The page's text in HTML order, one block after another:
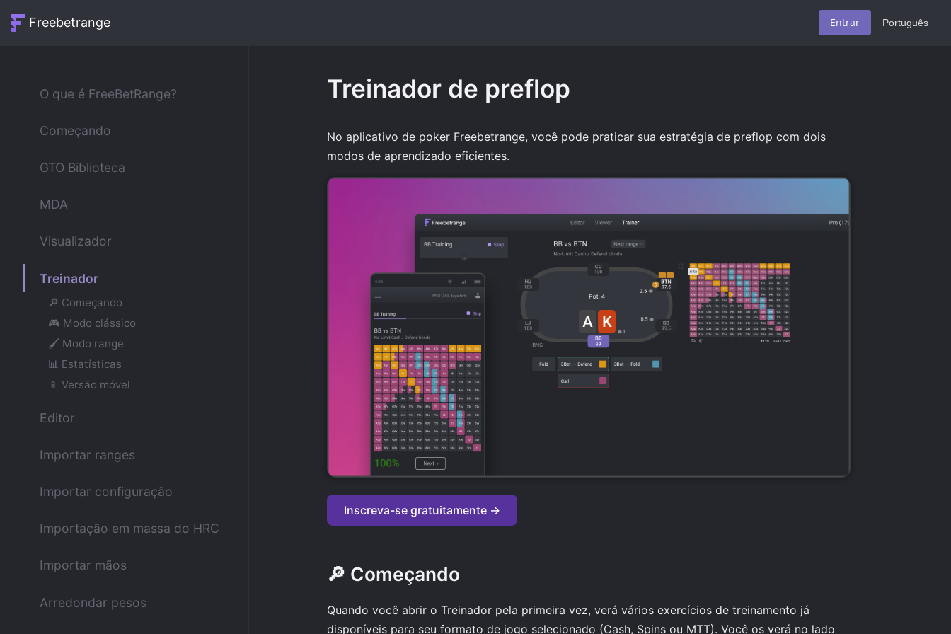
Freebetrange Entrar Português
O que é FreeBetRange?
Começando
GTO Biblioteca
MDA
Visualizador
Treinador
🔎 Começando
🎮 Modo clássico
🖌 Modo range
📊 Estatísticas
📱 Versão móvel
Editor
Importar ranges
Importar configuração
Importação em massa do HRC
Importar mãos
Arredondar pesos
Treinador de preflop
No aplicativo de poker Freebetrange, você pode praticar sua estratégia de preflop com dois
modos de aprendizado eficientes.
Inscreva-se gratuitamente →
🔎 Começando
Quando você abrir o Treinador pela primeira vez, verá vários exercícios de treinamento já
disponíveis para seu formato de jogo selecionado (Cash, Spins ou MTT). Você os verá no lado